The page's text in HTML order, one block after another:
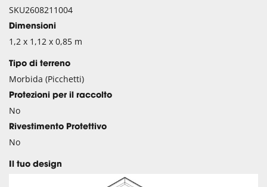
SKU2608211004
Dimensioni
1,2 x 1,12 x 0,85 m
Tipo di terreno
Morbida (Picchetti)
Protezioni per il raccolto
No
Rivestimento Protettivo
No
Il tuo design